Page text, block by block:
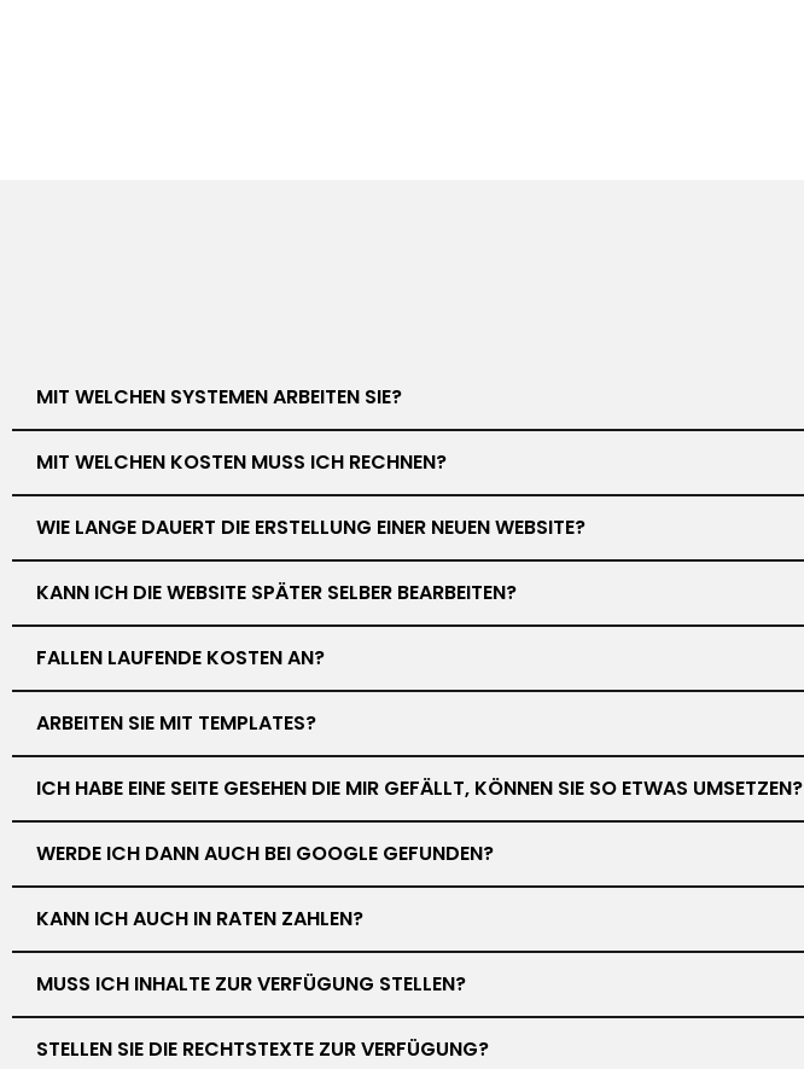
MIT WELCHEN SYSTEMEN ARBEITEN SIE?
MIT WELCHEN KOSTEN MUSS ICH RECHNEN?
WIE LANGE DAUERT DIE ERSTELLUNG EINER NEUEN WEBSITE?
KANN ICH DIE WEBSITE SPÄTER SELBER BEARBEITEN?
FALLEN LAUFENDE KOSTEN AN?
ARBEITEN SIE MIT TEMPLATES?
ICH HABE EINE SEITE GESEHEN DIE MIR GEFÄLLT, KÖNNEN SIE SO ETWAS UMSETZEN?
WERDE ICH DANN AUCH BEI GOOGLE GEFUNDEN?
KANN ICH AUCH IN RATEN ZAHLEN?
MUSS ICH INHALTE ZUR VERFÜGUNG STELLEN?
STELLEN SIE DIE RECHTSTEXTE ZUR VERFÜGUNG?